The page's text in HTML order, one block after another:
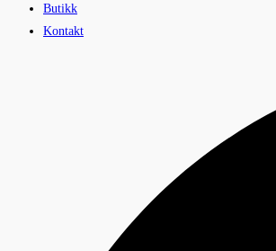
Butikk
Kontakt